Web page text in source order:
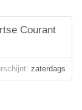
Courant
zaterdags